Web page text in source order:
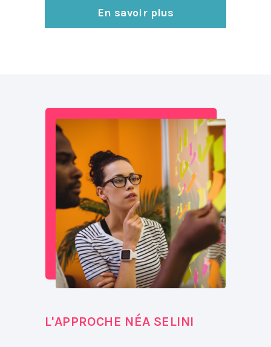
En savoir plus
L'APPROCHE NÉA SELINI